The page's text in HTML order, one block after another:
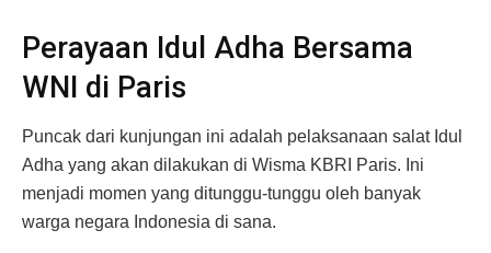
Perayaan Idul Adha Bersama
WNI di Paris
Puncak dari kunjungan ini adalah pelaksanaan salat Idul
Adha yang akan dilakukan di Wisma KBRI Paris. Ini
menjadi momen yang ditunggu-tunggu oleh banyak
warga negara Indonesia di sana.